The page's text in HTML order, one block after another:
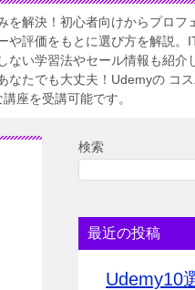
を解決！初心者向けからプロフ
や評価をもとに選び方を解説。
ない学習法やセール情報も紹介
たでも大丈夫！Udemyの コ
座を受講可能です。
検索
最近の投稿
Udemy10